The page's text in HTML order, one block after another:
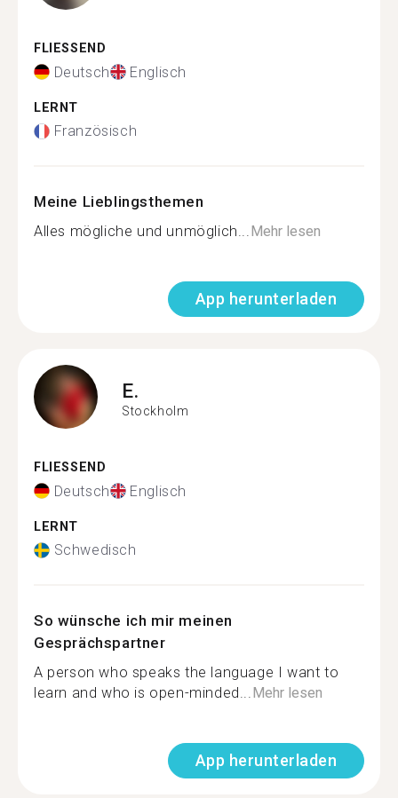
FLIESSEND
Deutsch Englisch
LERNT
Französisch
Meine Lieblingsthemen
Alles mögliche und unmöglich...Mehr lesen
App herunterladen
E.
Stockholm
FLIESSEND
Deutsch Englisch
LERNT
Schwedisch
So wünsche ich mir meinen
Gesprächspartner
A person who speaks the language I want to
learn and who is open-minded...Mehr lesen
App herunterladen